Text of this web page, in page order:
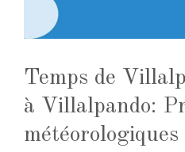
Temps de
à Villalpando: